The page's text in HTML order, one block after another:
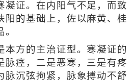
凝证。在内阳气不足，而致
阳的基础上，佐以麻黄、桂
方的主治证型。寒凝证的
脉痉，二是恶寒，三是有疼
脉沉弦拘紧，脉象搏动不舒